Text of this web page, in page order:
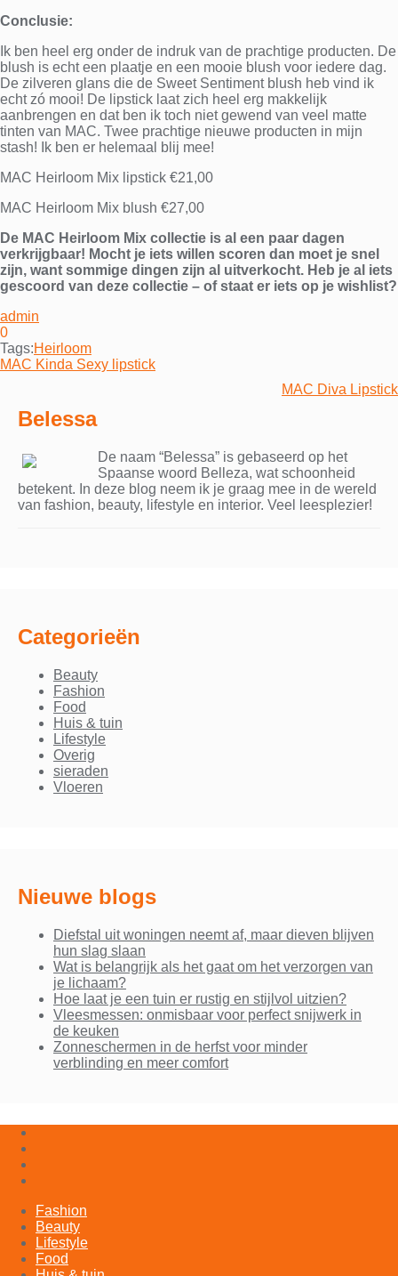
Conclusie:
Ik ben heel erg onder de indruk van de prachtige producten. De
blush is echt een plaatje en een mooie blush voor iedere dag.
De zilveren glans die de Sweet Sentiment blush heb vind ik
echt zó mooi! De lipstick laat zich heel erg makkelijk
aanbrengen en dat ben ik toch niet gewend van veel matte
tinten van MAC. Twee prachtige nieuwe producten in mijn
stash! Ik ben er helemaal blij mee!
MAC Heirloom Mix lipstick €21,00
MAC Heirloom Mix blush €27,00
De MAC Heirloom Mix collectie is al een paar dagen
verkrijgbaar! Mocht je iets willen scoren dan moet je snel
zijn, want sommige dingen zijn al uitverkocht. Heb je al iets
gescoord van deze collectie – of staat er iets op je wishlist?
admin
0
Tags:Heirloom
Bericht
MAC Kinda Sexy lipstick
MAC Diva Lipstick
Belessa
De naam “Belessa” is gebaseerd op het
Spaanse woord Belleza, wat schoonheid
betekent. In deze blog neem ik je graag mee in de wereld
van fashion, beauty, lifestyle en interior. Veel leesplezier!
Categorieën
Beauty
Fashion
Food
Huis & tuin
Lifestyle
Overig
sieraden
Vloeren
Nieuwe blogs
Diefstal uit woningen neemt af, maar dieven blijven
hun slag slaan
Wat is belangrijk als het gaat om het verzorgen van
je lichaam?
Hoe laat je een tuin er rustig en stijlvol uitzien?
Vleesmessen: onmisbaar voor perfect snijwerk in
de keuken
Zonneschermen in de herfst voor minder
verblinding en meer comfort
Fashion
Beauty
Lifestyle
Food